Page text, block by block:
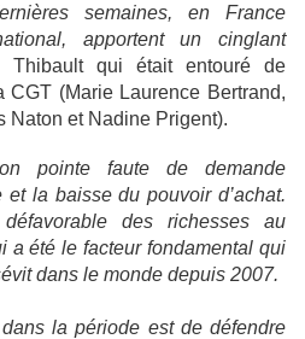
semaines, en France
apportent un cinglant
Thibault qui était entouré de
(Marie Laurence Bertrand,
Naton et Nadine Prigent).
pointe faute de demande
la baisse du pouvoir d’achat.
des richesses au
a été le facteur fondamental qui
dans le monde depuis 2007.
la période est de défendre